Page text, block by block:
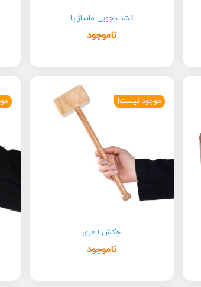
تشت چوبی ماساژ پا
ناموجود
موجود نیست!
چکش لاغری
ناموجود